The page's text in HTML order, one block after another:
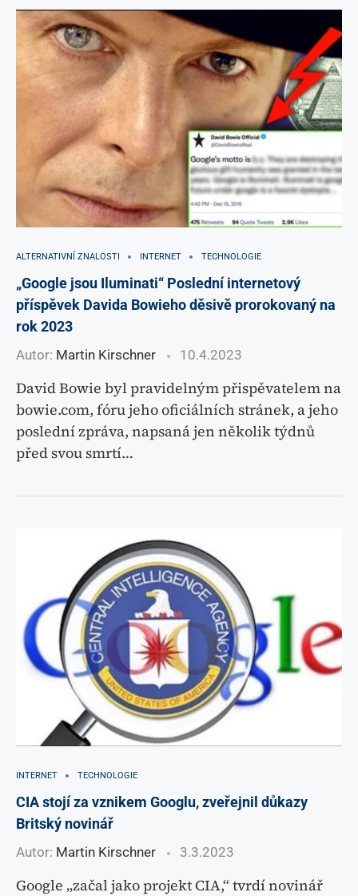
ALTERNATIVNÍ ZNALOSTI INTERNET TECHNOLOGIE
„Google jsou Iluminati“ Poslední internetový
příspěvek Davida Bowieho děsivě prorokovaný na
rok 2023
Autor: Martin Kirschner 10.4.2023
David Bowie byl pravidelným přispěvatelem na
bowie.com, fóru jeho oficiálních stránek, a jeho
poslední zpráva, napsaná jen několik týdnů
před svou smrtí…
INTERNET TECHNOLOGIE
CIA stojí za vznikem Googlu, zveřejnil důkazy
Britský novinář
Autor: Martin Kirschner 3.3.2023
Google „začal jako projekt CIA,“ tvrdí novinář